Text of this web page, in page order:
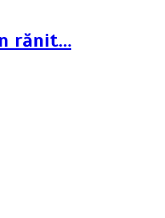
rănit…